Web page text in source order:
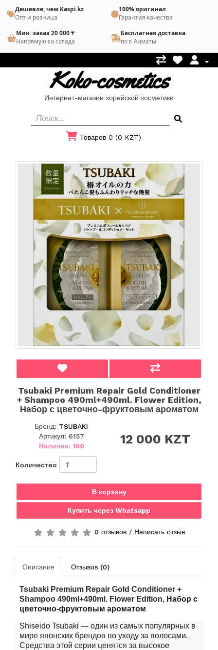
Дешевле, чем Kaspi.kz
Опт и розница
100% оригинал
Гарантия качества
Мин. заказ 20 000 ₸
Напрямую со склада
Бесплатная доставка
по г. Алматы
Koko-cosmetics
Интернет-магазин корейской косметики
Товаров 0 (0 KZT)
Tsubaki Premium Repair Gold Conditioner
+ Shampoo 490ml+490ml. Flower Edition,
Набор с цветочно-фруктовым ароматом
Бренд: TSUBAKI
Артикул: 6157
Наличие: 100
12 000 KZT
Количество
В корзину
Купить через Whatsapp
0 отзывов/ Написать отзыв
Описание Отзывов (0)
Tsubaki Premium Repair Gold Conditioner +
Shampoo 490ml+490ml. Flower Edition, Набор с
цветочно-фруктовым ароматом
Shiseido Tsubaki — один из самых популярных в
мире японских брендов по уходу за волосами.
Средства этой серии ценятся за высокое